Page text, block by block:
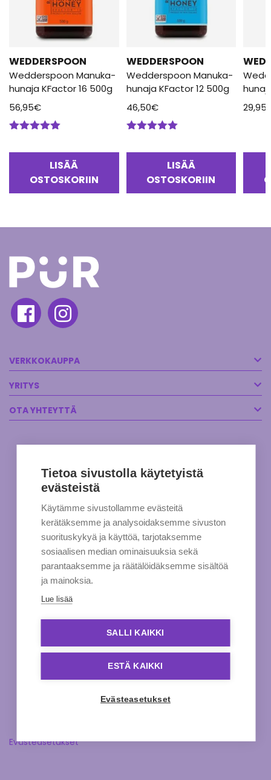
WEDDERSPOON
Wedderspoon Manuka-
hunaja KFactor 16 500g
56,95€
LISÄÄ
OSTOSKORIIN
WEDDERSPOON
Wedderspoon Manuka-
hunaja KFactor 12 500g
46,50€
LISÄÄ
OSTOSKORIIN
29,95
VERKKOKAUPPA
YRITYS
OTA YHTEYTTÄ
Evästeasetukset
Tietoa sivustolla käytetyistä
evästeistä
Käytämme sivustollamme evästeitä
kerätäksemme ja analysoidaksemme sivuston
suorituskykyä ja käyttöä, tarjotaksemme
sosiaalisen median ominaisuuksia sekä
parantaaksemme ja räätälöidäksemme sisältöä
ja mainoksia.
Lue lisää
SALLI KAIKKI
ESTÄ KAIKKI
Evästeasetukset